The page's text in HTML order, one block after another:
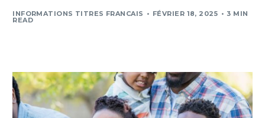
INFORMATIONS TITRES FRANCAIS FÉVRIER 18, 2025 3 MIN
READ